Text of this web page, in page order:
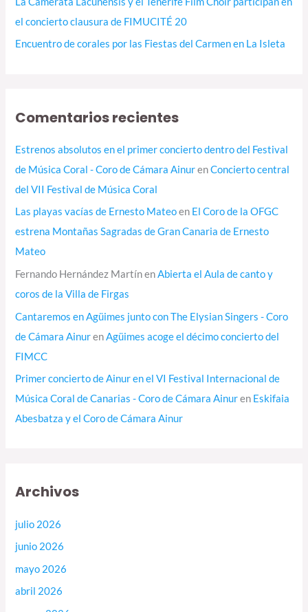
el concierto clausura de FIMUCITÉ 20
Encuentro de corales por las Fiestas del Carmen en La Isleta
Comentarios recientes
Estrenos absolutos en el primer concierto dentro del Festival
de Música Coral - Coro de Cámara AinurenConcierto central
del VII Festival de Música Coral
Las playas vacías de Ernesto Mateoen El Coro de la OFGC
estrena Montañas Sagradas de Gran Canaria de Ernesto
Mateo
Fernando Hernández MartínenAbierta el Aula de canto y
coros de la Villa de Firgas
Cantaremos en Agüimes junto con The Elysian Singers - Coro
de Cámara AinurenAgüimes acoge el décimo concierto del
FIMCC
Primer concierto de Ainur en el VI Festival Internacional de
Música Coral de Canarias - Coro de Cámara Ainuren Eskifaia
Abesbatza y el Coro de Cámara Ainur
Archivos
julio 2026
junio 2026
mayo 2026
abril 2026